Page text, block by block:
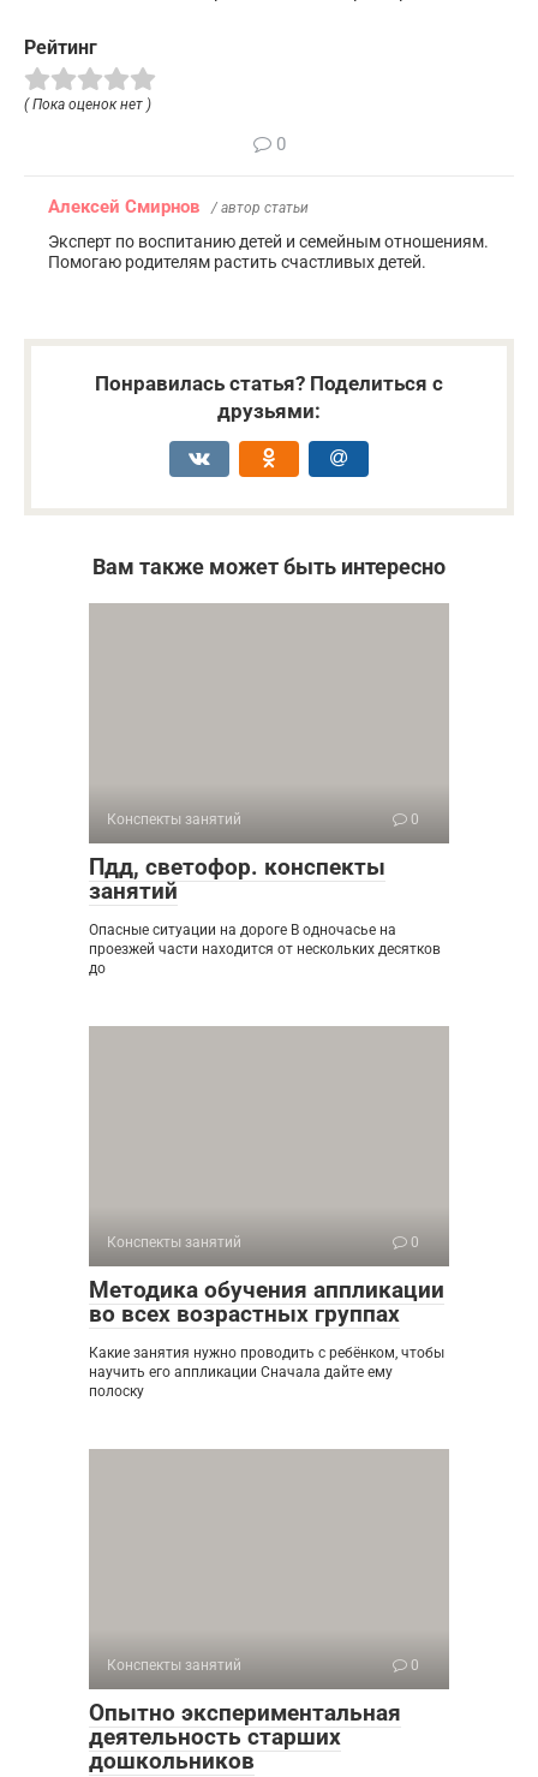
Рейтинг
( Пока оценок нет )
0
Алексей Смирнов / автор статьи
Эксперт по воспитанию детей и семейным отношениям.
Помогаю родителям растить счастливых детей.
Понравилась статья? Поделиться с
друзьями:
Вам также может быть интересно
Конспекты занятий 0
Пдд, светофор. конспекты
занятий
Опасные ситуации на дороге В одночасье на
проезжей части находится от нескольких десятков
до
Конспекты занятий 0
Методика обучения аппликации
во всех возрастных группах
Какие занятия нужно проводить с ребёнком, чтобы
научить его аппликации Сначала дайте ему
полоску
Конспекты занятий 0
Опытно экспериментальная
деятельность старших
дошкольников